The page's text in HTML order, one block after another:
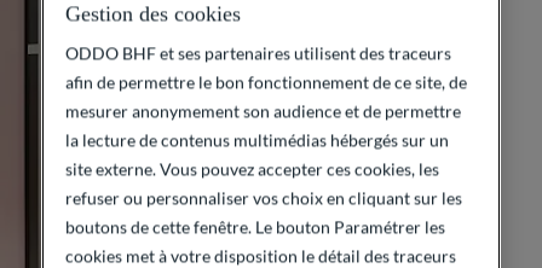
Gestion des cookies
ODDO BHF et ses partenaires utilisent des traceurs
afin de permettre le bon fonctionnement de ce site, de
mesurer anonymement son audience et de permettre
la lecture de contenus multimédias hébergés sur un
site externe. Vous pouvez accepter ces cookies, les
refuser ou personnaliser vos choix en cliquant sur les
boutons de cette fenêtre. Le bouton Paramétrer les
cookies met à votre disposition le détail des traceurs